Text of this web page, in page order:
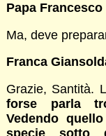
Papa Francesco
Ma, deve
Franca
Grazie, Santità.
forse parla
Vedendo